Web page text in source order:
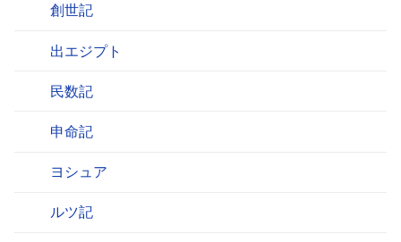
創世記
出エジプト
民数記
申命記
ヨシュア
ルツ記